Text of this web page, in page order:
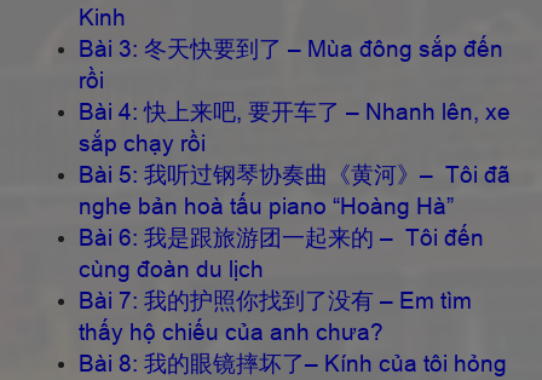
Kinh
Bài 3: 冬天快要到了 – Mùa đông sắp đến
rồi
Bài 4: 快上来吧, 要开车了 – Nhanh lên, xe
sắp chạy rồi
Bài 5: 我听过钢琴协奏曲《黄河》– Tôi đã
nghe bản hoà tấu piano “Hoàng Hà”
Bài 6: 我是跟旅游团一起来的 – Tôi đến
cùng đoàn du lịch
Bài 7: 我的护照你找到了没有 – Em tìm
thấy hộ chiếu của anh chưa?
Bài 8: 我的眼镜摔坏了– Kính của tôi hỏng